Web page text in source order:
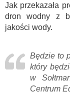
Jak przekazała
dron wodny z
jakości wody.
Będzie to
który
w
Centrum